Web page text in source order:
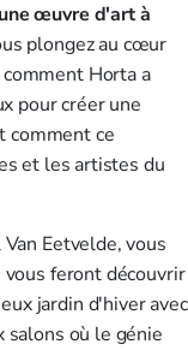
une œuvre d'art à
plongez au cœur
Horta a
pour créer une
comment ce
et les artistes du
Eetvelde, vous
vous feront découvrir
jardin d'hiver avec
salons où le génie